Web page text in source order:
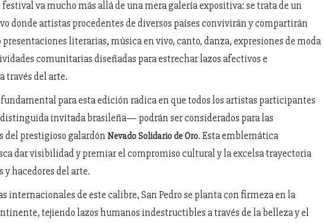
va mucho más allá de una mera galería expositiva: se trata de un
donde artistas procedentes de diversos países convivirán y compartirán
literarias, música en vivo, canto, danza, expresiones de moda
comunitarias diseñadas para estrechar lazos afectivos e
través del arte.
para esta edición radica en que todos los artistas participantes
invitada brasileña— podrán ser considerados para las
del prestigioso galardón Nevado Solidario de Oro. Esta emblemática
dar visibilidad y premiar el compromiso cultural y la excelsa trayectoria
y hacedores del arte.
internacionales de este calibre, San Pedro se planta con firmeza en la
tejiendo lazos humanos indestructibles a través de la belleza y el